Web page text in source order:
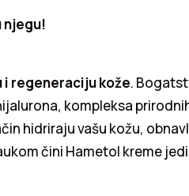
njegu!
i regeneraciju kože.
kompleksa
hidriraju vašu kožu,
čini Hametol kreme